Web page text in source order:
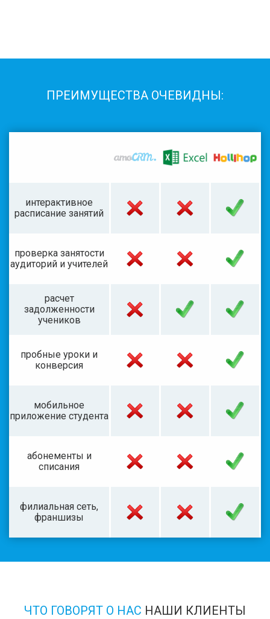
ПРЕИМУЩЕСТВА ОЧЕВИДНЫ:
интерактивное
расписание занятий
проверка занятости
аудиторий и учителей
расчет
задолженности
учеников
пробные уроки и
конверсия
мобильное
приложение студента
абонементы и
списания
филиальная сеть,
франшизы
ЧТО ГОВОРЯТ О НАС НАШИ КЛИЕНТЫ